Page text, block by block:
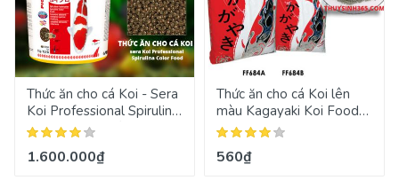
Thức ăn cho cá Koi - Sera
Koi Professional Spirulina
Color Food Xuất Xứ Tại
1.600.000₫
Thức ăn cho cá Koi lên
màu Kagayaki Koi Food
Spirulina
560₫